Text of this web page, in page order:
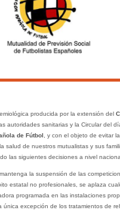
producida por la extensión del
autoridades sanitarias y la Circular del
de Fútbol , y con el objeto de evitar
salud de nuestros mutualistas y sus
las siguientes decisiones a nivel
la suspensión de las
estatal no profesionales, se aplaza
programada en las instalaciones
única excepción de los tratamientos de